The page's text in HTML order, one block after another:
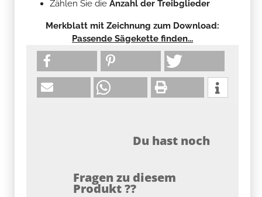
Zählen Sie die Anzahl der Treibglieder
Merkblatt mit Zeichnung zum Download:
Passende Sägekette finden...
Du hast noch
Fragen zu diesem
Produkt ??